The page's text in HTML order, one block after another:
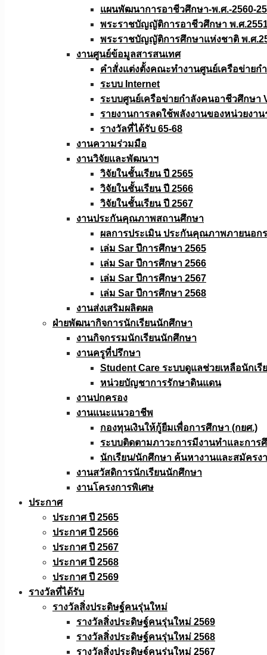
แผนพัฒนาการอาชีวศึกษา-พ.ศ.-2560-
พระราชบัญญัติการอาชีวศึกษา พ.ศ
พระราชบัญญัติการศึกษาแห่งชาติ พ.ศ
งานศูนย์ข้อมูลสารสนเทศ
คำสั่งแต่งตั้งคณะทำงานศูนย์เครือข่าย
ระบบ Internet
ระบบศูนย์เครือข่ายกำลังคนอาชีวศึกษา
รายงานการลดใช้พลังงานของหน่วยงา
รางวัลที่ได้รับ 65-68
งานความร่วมมือ
งานวิจัยเเละพัฒนาฯ
วิจัยในชั้นเรียน ปี 2565
วิจัยในชั้นเรียน ปี 2566
วิจัยในชั้นเรียน ปี 2567
งานประกันคุณภาพสถานศึกษา
ผลการประเมิน ประกันคุณภาพภายนอก
เล่ม Sar ปีการศึกษา 2565
เล่ม Sar ปีการศึกษา 2566
เล่ม Sar ปีการศึกษา 2567
เล่ม Sar ปีการศึกษา 2568
งานส่งเสริมผลิตผล
ฝ่ายพัฒนากิจการนักเรียนนักศึกษา
งานกิจกรรมนักเรียนนักศึกษา
งานครูที่ปรึกษา
Student Care ระบบดูแลช่วยเหลือนักเรี
หน่วยบัญชาการรักษาดินแดน
งานปกครอง
งานแนะแนวอาชีพ
กองทุนเงินให้กู้ยืมเพื่อการศึกษา (กยศ.)
ระบบติดตามภาวะการมีงานทำและการ
นักเรียน/นักศึกษา ค้นหางานและสมัครง
งานสวัสดิการนักเรียนนักศึกษา
งานโครงการพิเศษ
ประกาศ
ประกาศ ปี 2565
ประกาศ ปี 2566
ประกาศ ปี 2567
ประกาศ ปี 2568
ประกาศ ปี 2569
รางวัลที่ได้รับ
รางวัลสิ่งประดิษฐ์คนรุ่นใหม่
รางวัลสิ่งประดิษฐ์คนรุ่นใหม่ 2569
รางวัลสิ่งประดิษฐ์คนรุ่นใหม่ 2568
รางวัลสิ่งประดิษฐ์คนรุ่นใหม่ 2567